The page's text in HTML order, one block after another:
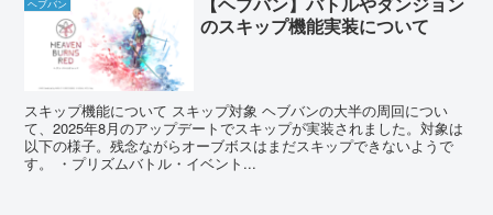
ヘブバン
のスキップ機能実装について
スキップ機能について スキップ対象 ヘブバンの大半の周回につい
て、2025年8月のアップデートでスキップが実装されました。対象は
以下の様子。残念ながらオーブボスはまだスキップできないようで
す。 ・プリズムバトル・イベント...